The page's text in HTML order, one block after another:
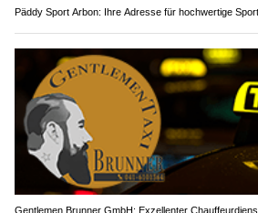
Päddy Sport Arbon: Ihre Adresse für hochwertige
Gentlemen Brunner GmbH: Exzellenter